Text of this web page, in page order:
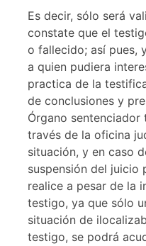
Es decir, sólo será
constate que el
o fallecido; así pues,
a quien pudiera
practica de la
de conclusiones y
Órgano
través de la oficina
situación, y en caso
suspensión del juicio
realice a pesar de la
testigo, ya que sólo
situación de
testigo, se podrá